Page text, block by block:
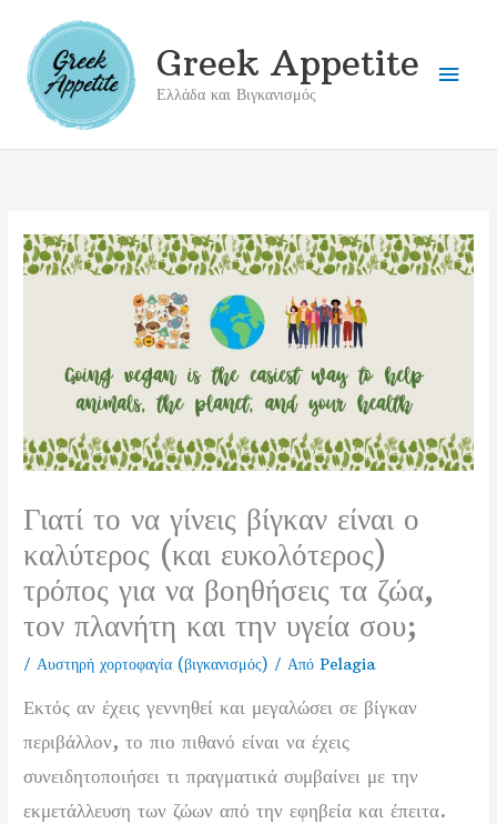
περιεχόμενο
Greek Appetite
Ελλάδα και Βιγκανισμός
Γιατί το να γίνεις βίγκαν είναι ο
καλύτερος (και ευκολότερος)
τρόπος για να βοηθήσεις τα ζώα,
τον πλανήτη και την υγεία σου;
/Αυστηρή χορτοφαγία (βιγκανισμός) / ΑπόPelagia
Εκτός αν έχεις γεννηθεί και μεγαλώσει σε βίγκαν
περιβάλλον, το πιο πιθανό είναι να έχεις
συνειδητοποιήσει τι πραγματικά συμβαίνει με την
εκμετάλλευση των ζώων από την εφηβεία και έπειτα.